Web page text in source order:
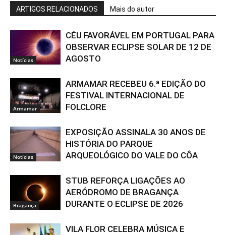
ARTIGOS RELACIONADOS Mais do autor
Notícias
CÉU FAVORÁVEL EM PORTUGAL PARA
OBSERVAR ECLIPSE SOLAR DE 12 DE
AGOSTO
Armamar
ARMAMAR RECEBEU 6.ª EDIÇÃO DO
FESTIVAL INTERNACIONAL DE
FOLCLORE
Notícias
EXPOSIÇÃO ASSINALA 30 ANOS DE
HISTÓRIA DO PARQUE
ARQUEOLÓGICO DO VALE DO CÔA
Bragança
STUB REFORÇA LIGAÇÕES AO
AERÓDROMO DE BRAGANÇA
DURANTE O ECLIPSE DE 2026
VILA FLOR CELEBRA MÚSICA E